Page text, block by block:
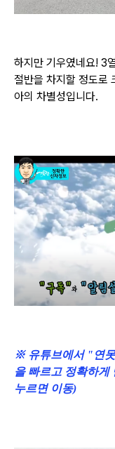
하지만 기우였네요! 3
절반을 차지할 정도로
아의 차별성입니다.
※ 유튜브에서 "연
을 빠르고 정확하게
누르면 이동)